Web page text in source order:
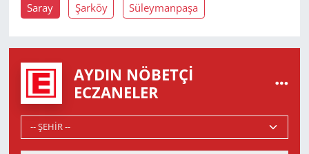
Saray Şarköy Süleymanpaşa
AYDIN NÖBETÇI
ECZANELER